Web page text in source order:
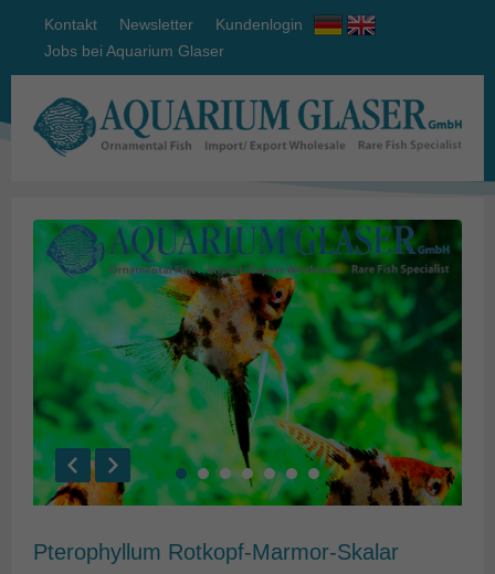
Kontakt Newsletter
Kundenlogin
Jobs bei Aquarium Glaser
Pterophyllum Rotkopf-Marmor-Skalar